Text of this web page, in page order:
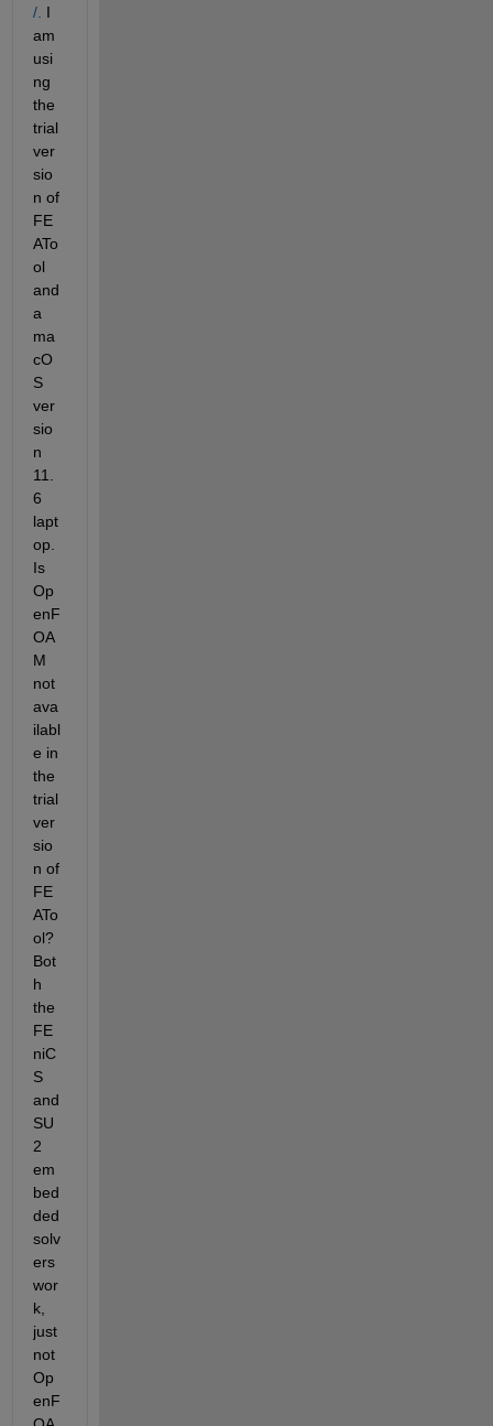
/. I
am
usi
ng
the
trial
ver
sio
n of
FE
ATo
ol
and
a
ma
cO
S
ver
sio
n
11.
6
lapt
op.
Is
Op
enF
OA
M
not
ava
ilabl
e in
the
trial
ver
sio
n of
FE
ATo
ol?
Bot
h
the
FE
niC
S
and
SU
2
em
bed
ded
solv
ers
wor
k,
just
not
Op
enF